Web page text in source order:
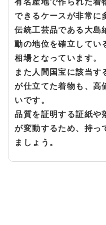
有名産地で作られた着
できるケースが非常に
伝統工芸品である大島
動の地位を確立してい
相場となっています。
また人間国宝に該当す
が仕立てた着物も、高
いです。
品質を証明する証紙や
が変動するため、持っ
ましょう。